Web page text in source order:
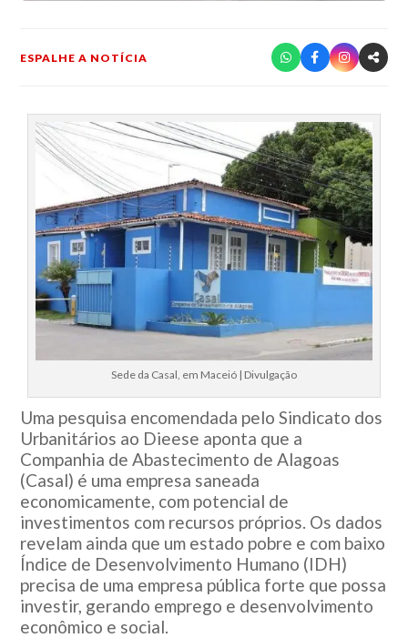
ESPALHE A NOTÍCIA
Sede da Casal, em Maceió | Divulgação
Uma pesquisa encomendada pelo Sindicato dos
Urbanitários ao Dieese aponta que a
Companhia de Abastecimento de Alagoas
(Casal) é uma empresa saneada
economicamente, com potencial de
investimentos com recursos próprios. Os dados
revelam ainda que um estado pobre e com baixo
Índice de Desenvolvimento Humano (IDH)
precisa de uma empresa pública forte que possa
investir, gerando emprego e desenvolvimento
econômico e social.